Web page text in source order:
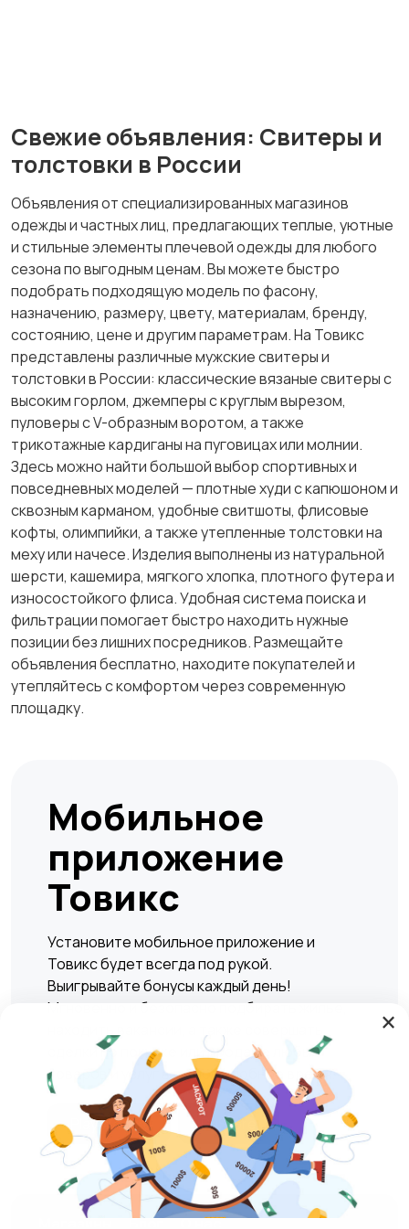
Другое
Свежие объявления: Свитеры и
толстовки в России
Объявления от специализированных магазинов
одежды и частных лиц, предлагающих теплые, уютные
и стильные элементы плечевой одежды для любого
сезона по выгодным ценам. Вы можете быстро
подобрать подходящую модель по фасону,
назначению, размеру, цвету, материалам, бренду,
состоянию, цене и другим параметрам. На Товикс
представлены различные мужские свитеры и
толстовки в России: классические вязаные свитеры с
высоким горлом, джемперы с круглым вырезом,
пуловеры с V-образным воротом, а также
трикотажные кардиганы на пуговицах или молнии.
Здесь можно найти большой выбор спортивных и
повседневных моделей — плотные худи с капюшоном и
сквозным карманом, удобные свитшоты, флисовые
кофты, олимпийки, а также утепленные толстовки на
меху или начесе. Изделия выполнены из натуральной
шерсти, кашемира, мягкого хлопка, плотного футера и
износостойкого флиса. Удобная система поиска и
фильтрации помогает быстро находить нужные
позиции без лишних посредников. Размещайте
объявления бесплатно, находите покупателей и
утепляйтесь с комфортом через современную
площадку.
Мобильное
приложение
Товикс
Установите мобильное приложение и
Товикс будет всегда под рукой.
Выигрывайте бонусы каждый день!
Мгновенно и безопасно подбирать жилье,
сделки по покупке или продаже любых
товаров и услуг в любое удобное время.
Play Market RuStore
Магазины Блог О нас
×